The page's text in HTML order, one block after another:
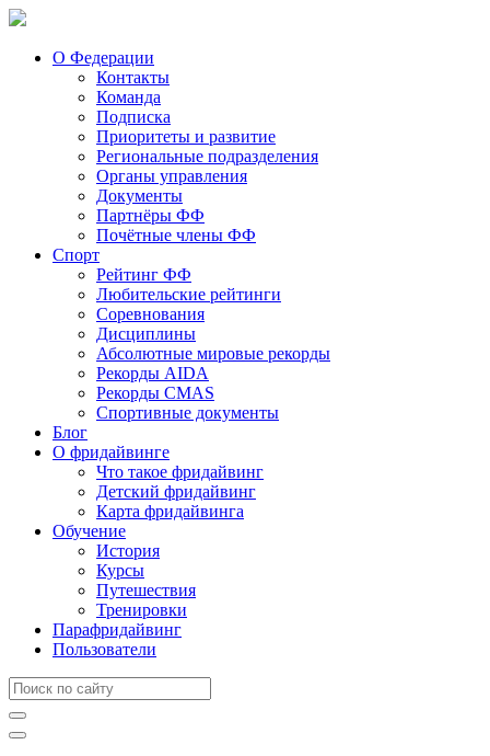
О Федерации
Контакты
Команда
Подписка
Приоритеты и развитие
Региональные подразделения
Органы управления
Документы
Партнёры ФФ
Почётные члены ФФ
Спорт
Рейтинг ФФ
Любительские рейтинги
Соревнования
Дисциплины
Абсолютные мировые рекорды
Рекорды AIDA
Рекорды CMAS
Спортивные документы
Блог
О фридайвинге
Что такое фридайвинг
Детский фридайвинг
Карта фридайвинга
Обучение
История
Курсы
Путешествия
Тренировки
Парафридайвинг
Пользователи